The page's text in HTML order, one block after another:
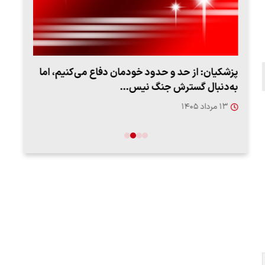
پزشکیان: از حد و حدود خودمان دفاع می‌کنیم، اما
به‌دنبال گسترش جنگ نیس…
۱۳ مرداد ۱۴۰۵